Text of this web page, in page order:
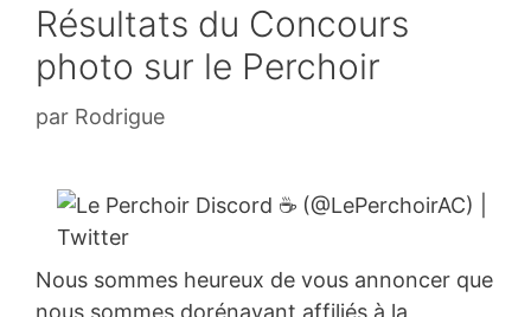
Résultats du Concours
photo sur le Perchoir
par Rodrigue
Nous sommes heureux de vous annoncer que
nous sommes dorénavant affiliés à la